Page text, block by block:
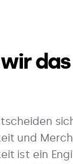
und
ist ein